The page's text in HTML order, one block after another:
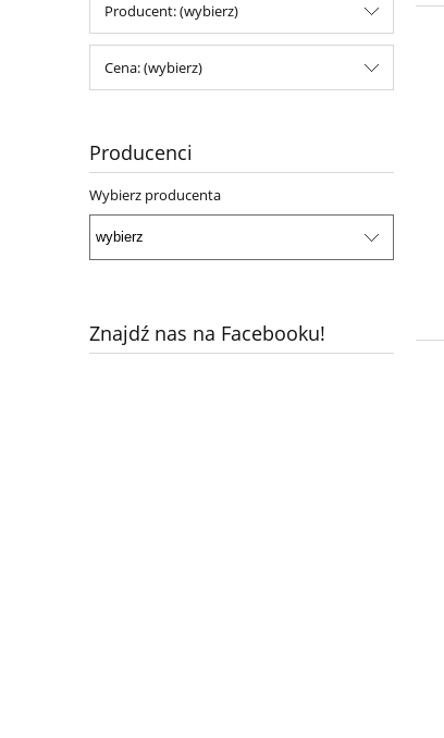
Producent: (wybierz)
Cena: (wybierz)
Producenci
Wybierz producenta
Znajdź nas na Facebooku!